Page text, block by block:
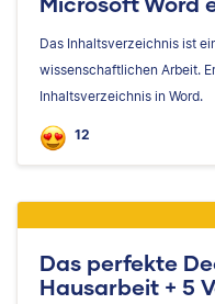
Das Inhaltsverzeichnis ist
wissenschaftlichen Arbeit.
Inhaltsverzeichnis in Word.
12
Das perfekte
Hausarbeit + 5